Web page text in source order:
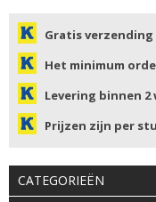
Gratis verzending
Het minimum
Levering binnen 2
Prijzen zijn per
CATEGORIEËN